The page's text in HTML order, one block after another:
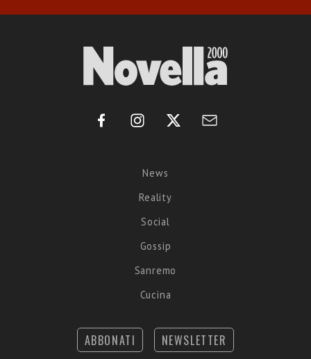
News
Reality
Social
Gossip
Sanremo
Cucina
ABBONATI NEWSLETTER